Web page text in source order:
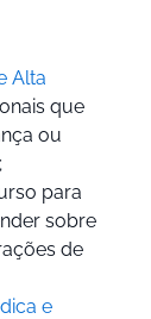
Alta
que
ou
para
sobre
de
e